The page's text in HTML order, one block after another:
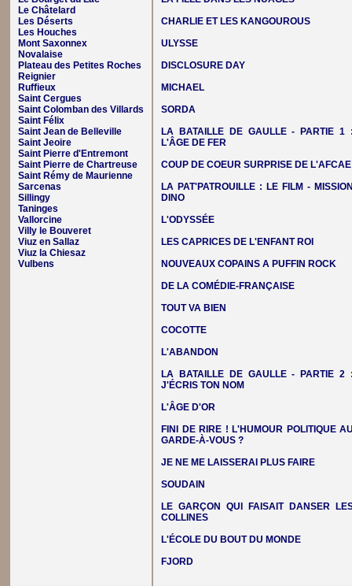
Le Châtelard
Les Déserts
Les Houches
Mont Saxonnex
Novalaise
Plateau des Petites Roches
Reignier
Ruffieux
Saint Cergues
Saint Colomban des Villards
Saint Félix
Saint Jean de Belleville
Saint Jeoire
Saint Pierre d'Entremont
Saint Pierre de Chartreuse
Saint Rémy de Maurienne
Sarcenas
Sillingy
Taninges
Vallorcine
Villy le Bouveret
Viuz en Sallaz
Viuz la Chiesaz
Vulbens
CHARLIE ET LES KANGOUROUS
ULYSSE
DISCLOSURE DAY
MICHAEL
SORDA
LA BATAILLE DE GAULLE - PARTIE 1
L'ÂGE DE FER
COUP DE COEUR SURPRISE DE L'AFCAE
LA PAT'PATROUILLE : LE FILM -
DINO
L'ODYSSÉE
LES CAPRICES DE L'ENFANT ROI
NOUVEAUX COPAINS A PUFFIN ROCK
DE LA COMÉDIE-FRANÇAISE
TOUT VA BIEN
COCOTTE
L'ABANDON
LA BATAILLE DE GAULLE - PARTIE 2
J'ÉCRIS TON NOM
L'ÂGE D'OR
FINI DE RIRE ! L'HUMOUR POLITIQUE
GARDE-À-VOUS ?
JE NE ME LAISSERAI PLUS FAIRE
SOUDAIN
LE GARÇON QUI FAISAIT DANSER
COLLINES
L'ÉCOLE DU BOUT DU MONDE
FJORD